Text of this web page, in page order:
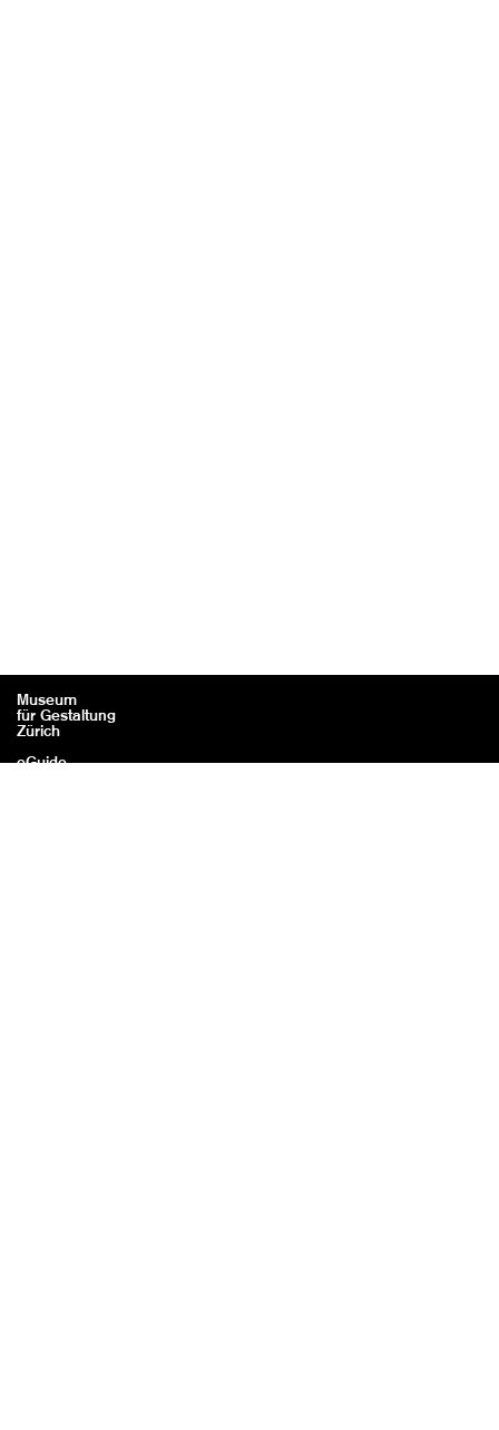
Museum
für Gestaltung
Zürich
eGuide